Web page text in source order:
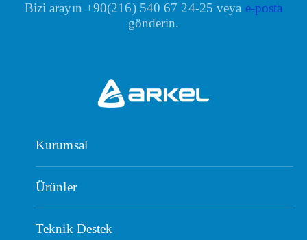
Bizi arayın +90(216) 540 67 24-25 veya e-posta
gönderin.
Kurumsal
Ürünler
Teknik Destek